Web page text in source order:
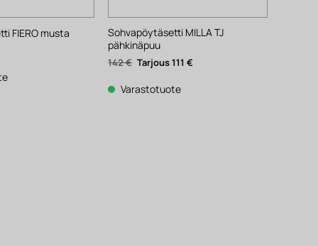
FIERO musta
Sohvapöytäsetti MILLA TJ
pähkinäpuu
142€ Alkuperäinen
hinta
142 €.
111€
Varastotuote